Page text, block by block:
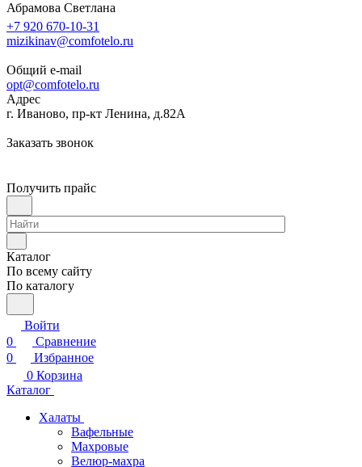
Абрамова Светлана
+7 920 670-10-31
mizikinav@comfotelo.ru
Общий e-mail
opt@comfotelo.ru
Адрес
г. Иваново, пр-кт Ленина, д.82А
Заказать звонок
Получить прайс
Каталог
По всему сайту
По каталогу
Войти
0
Сравнение
0
Избранное
0 Корзина
Каталог
Халаты
Вафельные
Махровые
Велюр-махра